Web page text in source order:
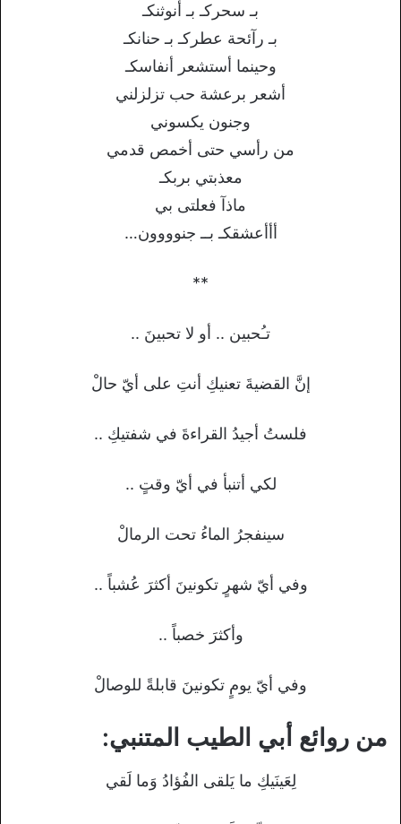
بـ سحركـ بـ أنوثنكـ
بـ رآئحة عطركـ بـ حنانكـ
وحينما أستشعر أنفاسكـ
أشعر برعشة حب تزلزلني
وجنون يکسوني
من رأسي حتى أخمص قدمي
معذبتي بربكـ
ماذآ فعلتى بي
أأأعشقكـ بــ جنوووون…
**
تـُحبين .. أو لا تحبينَ ..
إنَّ القضيةَ تعنيكِ أنتِ على أيّ حالْ
فلستُ أجيدُ القراءةَ في شفتيكِ ..
لكي أتنبأ في أيّ وقتٍ ..
سينفجرُ الماءُ تحت الرمالْ
وفي أيّ شهرٍ تكونينَ أكثرَ عُشباً ..
وأكثرَ خصباً ..
وفي أيّ يومٍ تكونينَ قابلةً للوصالْ
من روائع أبي الطيب المتنبي:
لِعَينَيكِ ما يَلقى الفُؤادُ وَما لَقي